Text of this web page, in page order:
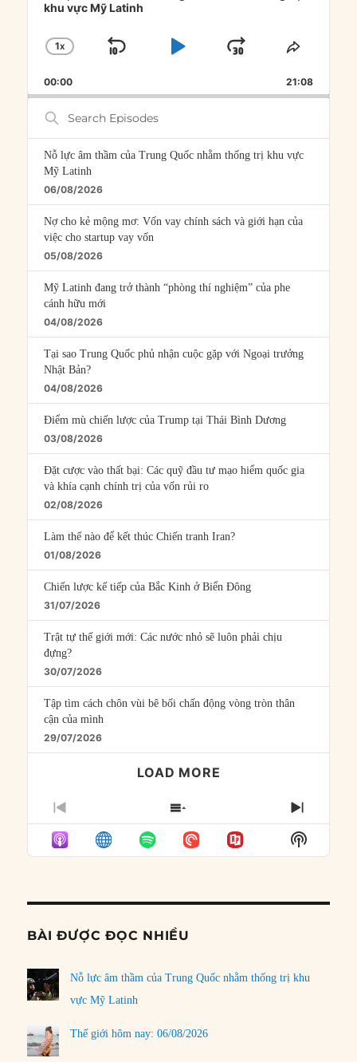
khu vực Mỹ Latinh
CHANGE
RATE
1X
SKIP
PLAYJUMP
FORWARD
SHARE
00:00 21:08
Search
Episodes
Nỗ lực âm thầm của Trung Quốc nhằm thống trị khu vực
Mỹ Latinh
06/08/2026
Nợ cho kẻ mộng mơ: Vốn vay chính sách và giới hạn của
việc cho startup vay vốn
05/08/2026
Mỹ Latinh đang trở thành “phòng thí nghiệm” của phe
cánh hữu mới
04/08/2026
Tại sao Trung Quốc phủ nhận cuộc gặp với Ngoại trưởng
Nhật Bản?
04/08/2026
Điểm mù chiến lược của Trump tại Thái Bình Dương
03/08/2026
Đặt cược vào thất bại: Các quỹ đầu tư mạo hiểm quốc gia
và khía cạnh chính trị của vốn rủi ro
02/08/2026
Làm thế nào để kết thúc Chiến tranh Iran?
01/08/2026
Chiến lược kế tiếp của Bắc Kinh ở Biển Đông
31/07/2026
Trật tự thế giới mới: Các nước nhỏ sẽ luôn phải chịu
đựng?
30/07/2026
Tập tìm cách chôn vùi bê bối chấn động vòng tròn thân
cận của mình
29/07/2026
LOAD MORE
PREVIOUS
EPISODE
SHOW
EPISODES
LIST
NEXT
Show
Podcast
BÀI ĐƯỢC ĐỌC NHIỀU
Nỗ lực âm thầm của Trung Quốc nhằm thống trị khu
vực Mỹ Latinh
Thế giới hôm nay: 06/08/2026